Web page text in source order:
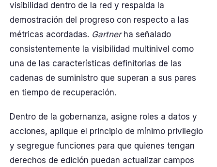
visibilidad dentro de la red y respalda la
demostración del progreso con respecto a las
métricas acordadas. Gartnerha señalado
consistentemente la visibilidad multinivel como
una de las características definitorias de las
cadenas de suministro que superan a sus pares
en tiempo de recuperación.
Dentro de la gobernanza, asigne roles a datos y
acciones, aplique el principio de mínimo privilegio
y segregue funciones para que quienes tengan
derechos de edición puedan actualizar campos